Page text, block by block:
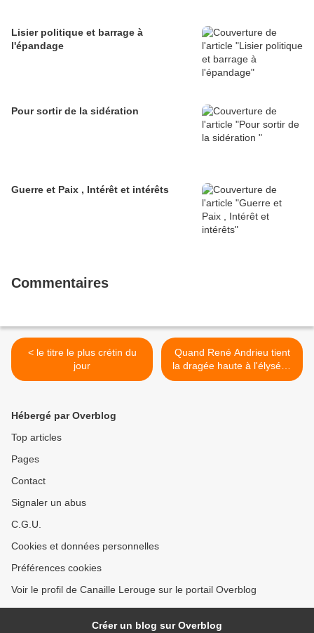
Lisier politique et barrage à
l'épandage
Pour sortir de la sidération
Guerre et Paix , Intérêt et intérêts
Commentaires
< le titre le plus crétin du
jour
Quand René Andrieu tient
la dragée haute à l'élyséen
petit Marquis >
Hébergé par Overblog
Top articles
Pages
Contact
Signaler un abus
C.G.U.
Cookies et données personnelles
Préférences cookies
Voir le profil de Canaille Lerouge sur le portail Overblog
Créer un blog sur Overblog